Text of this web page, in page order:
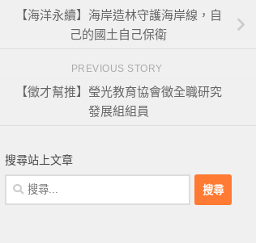
【海洋永續】海岸造林守護海岸線，自
己的國土自己保衛
PREVIOUS STORY
【徵才幫推】瑩光教育協會徵全職研究
發展組組員
搜尋站上文章
搜
尋